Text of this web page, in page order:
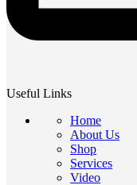
Useful Links
Home
About Us
Shop
Services
Video